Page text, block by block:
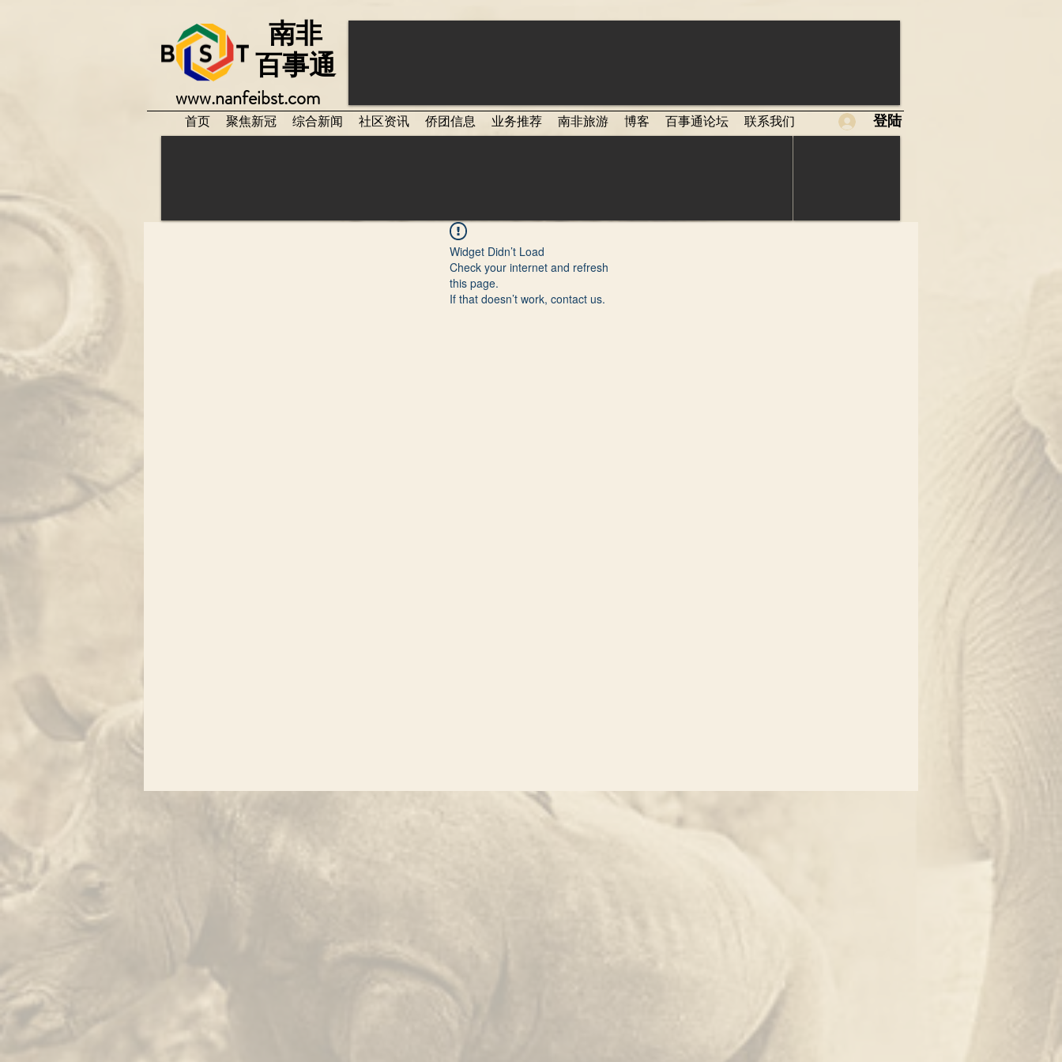
www.nanfeibst.com
百事通
南非
登陆
首页 聚焦新冠 综合新闻 社区资讯 侨团信息 业务推荐 南非旅游 博客 百事通论坛 联系我们
Widget Didn’t Load
Check your internet and refresh
this page.
If that doesn’t work, contact us.